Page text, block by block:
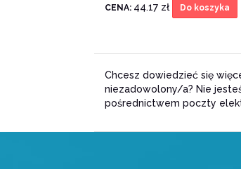
CENA: 44.17 zł Do koszyka
Chcesz dowiedzieć się
niezadowolony/a? Nie
pośrednictwem poczty